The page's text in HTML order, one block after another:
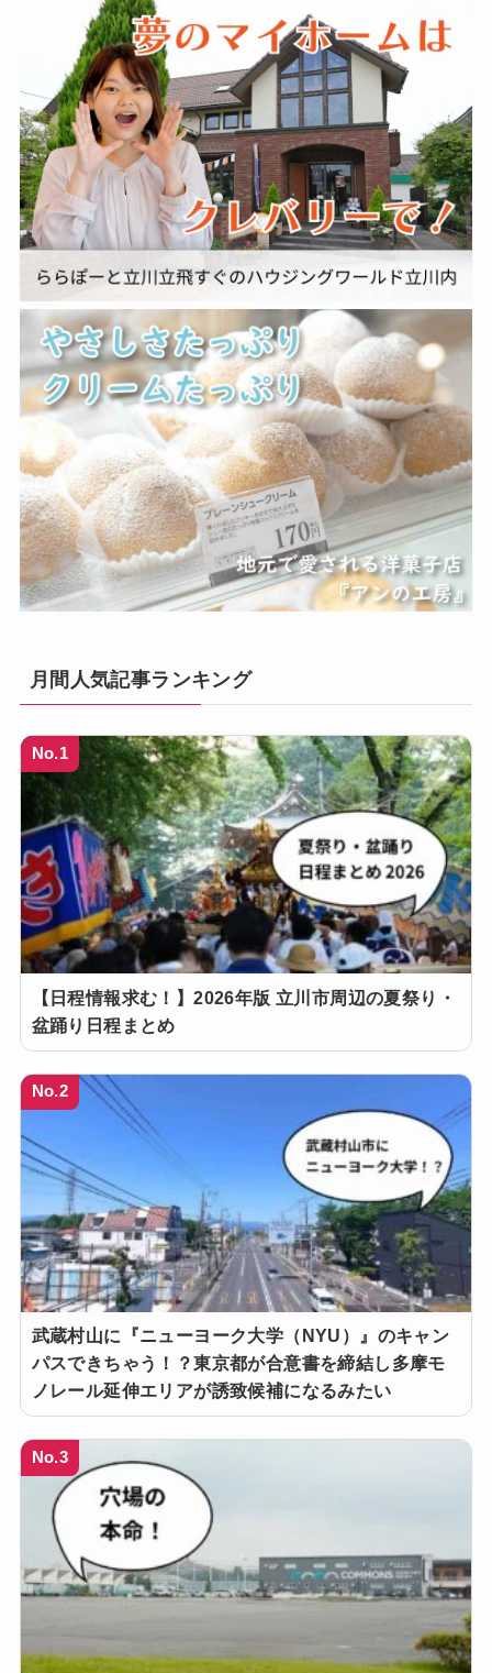
月間人気記事ランキング
No.1
【日程情報求む！】2026年版 立川市周辺の夏祭り・
盆踊り日程まとめ
No.2
武蔵村山に『ニューヨーク大学（NYU）』のキャン
パスできちゃう！？東京都が合意書を締結し多摩モ
ノレール延伸エリアが誘致候補になるみたい
No.3